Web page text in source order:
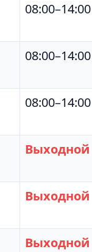
08:00–14:00
08:00–14:00
08:00–14:00
Выходной
Выходной
Выходной